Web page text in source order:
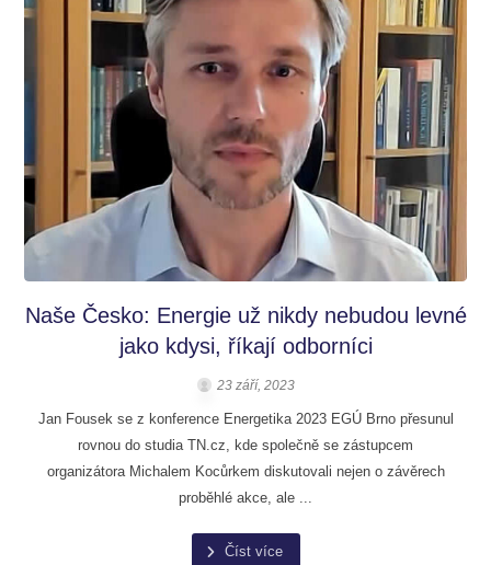
Naše Česko: Energie už nikdy nebudou levné
jako kdysi, říkají odborníci
23 září, 2023
Jan Fousek se z konference Energetika 2023 EGÚ Brno přesunul
rovnou do studia TN.cz, kde společně se zástupcem
organizátora Michalem Kocůrkem diskutovali nejen o závěrech
proběhlé akce, ale ...
Číst více